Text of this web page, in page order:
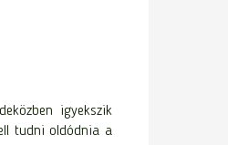
igyekszik
tudni oldódnia a